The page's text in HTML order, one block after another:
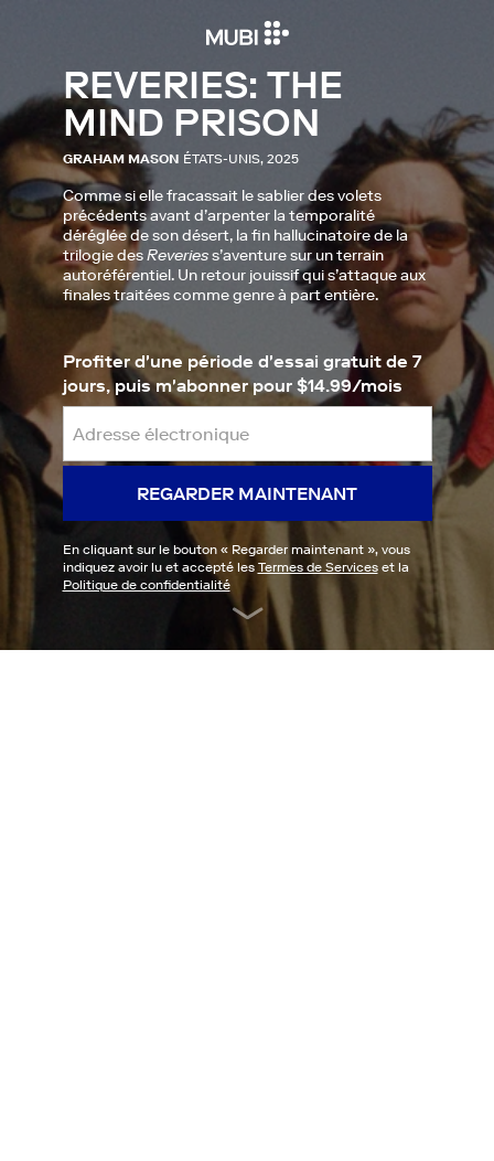
REVERIES: THE
MIND PRISON
GRAHAM MASON ÉTATS-UNIS, 2025
Comme si elle fracassait le sablier des volets
précédents avant d’arpenter la temporalité
déréglée de son désert, la fin hallucinatoire de la
trilogie desReveriess’aventure sur un terrain
autoréférentiel. Un retour jouissif qui s’attaque aux
finales traitées comme genre à part entière.
Profiter d'une période d'essai gratuit de 7
jours, puis m'abonner pour $14.99/mois
REGARDER MAINTENANT
En cliquant sur le bouton « Regarder maintenant», vous
indiquez avoir lu et accepté les Termes de Serviceset la
Politique de confidentialité